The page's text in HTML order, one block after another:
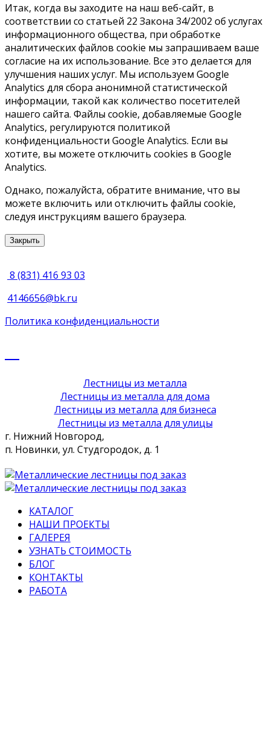
Итак, когда вы заходите на наш веб-сайт, в
соответствии со статьей 22 Закона 34/2002 об услугах
информационного общества, при обработке
аналитических файлов cookie мы запрашиваем ваше
согласие на их использование. Все это делается для
улучшения наших услуг. Мы используем Google
Analytics для сбора анонимной статистической
информации, такой как количество посетителей
нашего сайта. Файлы cookie, добавляемые Google
Analytics, регулируются политикой
конфиденциальности Google Analytics. Если вы
хотите, вы можете отключить cookies в Google
Analytics.
Однако, пожалуйста, обратите внимание, что вы
можете включить или отключить файлы cookie,
следуя инструкциям вашего браузера.
Закрыть
8 (831) 416 93 03
4146656@bk.ru
Политика конфиденциальности
Лестницы из металла
Лестницы из металла для дома
Лестницы из металла для бизнеса
Лестницы из металла для улицы
г. Нижний Новгород,
п. Новинки, ул. Студгородок, д. 1
КАТАЛОГ
НАШИ ПРОЕКТЫ
ГАЛЕРЕЯ
УЗНАТЬ СТОИМОСТЬ
БЛОГ
КОНТАКТЫ
РАБОТА